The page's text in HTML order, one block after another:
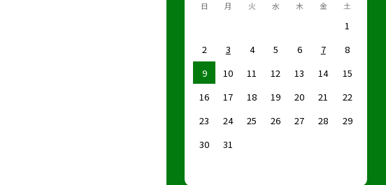
日 月 火 水 木 金 土
1
2
3 4 5 6 7
8
9
10 11 12 13 14
15
16
17 18 19 20 21
22
23
24 25 26 27 28
29
30
31